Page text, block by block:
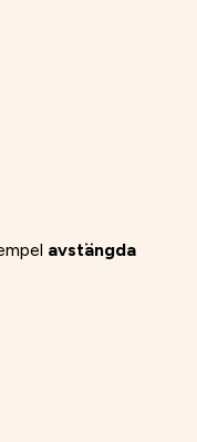
avstängda